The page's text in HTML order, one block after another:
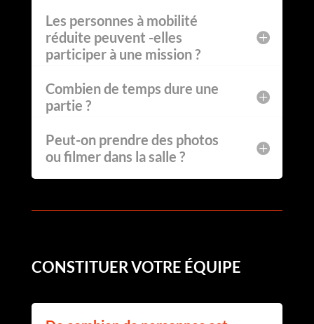
Les personnes à mobilité
réduite peuvent -elles
participer à une mission ?
Combien de temps dure une
partie ?
Peut-on prendre des photos
ou filmer dans la salle ?
CONSTITUER VOTRE ÉQUIPE